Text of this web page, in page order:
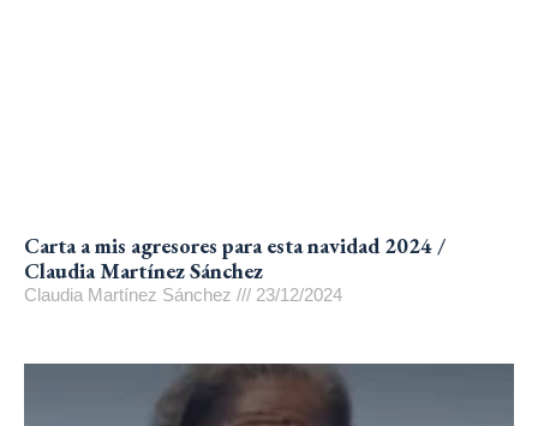
Carta a mis agresores para esta navidad 2024 /
Claudia Martínez Sánchez
Claudia Martínez Sánchez 23/12/2024